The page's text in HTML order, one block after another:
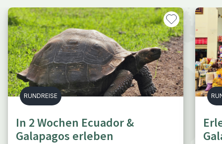
RUNDREISE
In 2 Wochen Ecuador &
Galapagos erleben